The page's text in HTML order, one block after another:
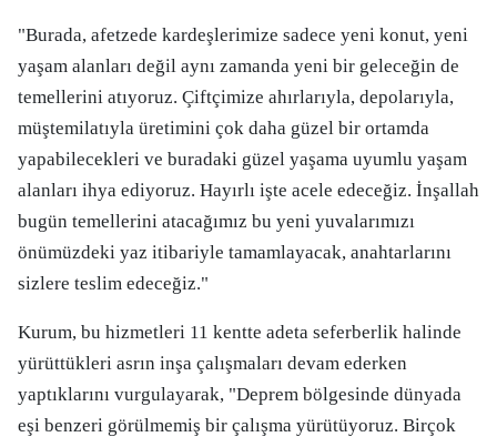
"Burada, afetzede kardeşlerimize sadece yeni konut, yeni
yaşam alanları değil aynı zamanda yeni bir geleceğin de
temellerini atıyoruz. Çiftçimize ahırlarıyla, depolarıyla,
müştemilatıyla üretimini çok daha güzel bir ortamda
yapabilecekleri ve buradaki güzel yaşama uyumlu yaşam
alanları ihya ediyoruz. Hayırlı işte acele edeceğiz. İnşallah
bugün temellerini atacağımız bu yeni yuvalarımızı
önümüzdeki yaz itibariyle tamamlayacak, anahtarlarını
sizlere teslim edeceğiz."
Kurum, bu hizmetleri 11 kentte adeta seferberlik halinde
yürüttükleri asrın inşa çalışmaları devam ederken
yaptıklarını vurgulayarak, "Deprem bölgesinde dünyada
eşi benzeri görülmemiş bir çalışma yürütüyoruz. Birçok